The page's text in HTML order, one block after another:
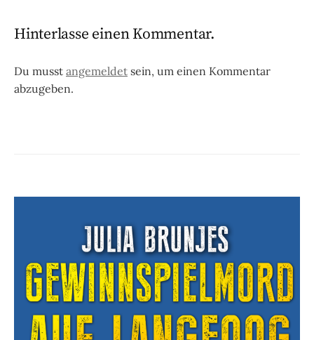
Hinterlasse einen Kommentar.
Du musst angemeldet sein, um einen Kommentar
abzugeben.